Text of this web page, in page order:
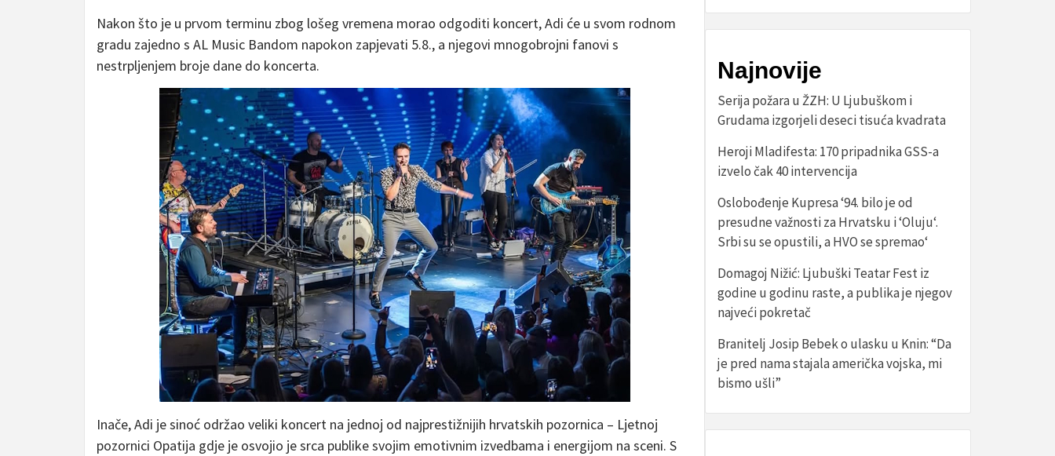
Nakon što je u prvom terminu zbog lošeg vremena morao odgoditi koncert, Adi će u svom rodnom
gradu zajedno s AL Music Bandom napokon zapjevati 5.8., a njegovi mnogobrojni fanovi s
nestrpljenjem broje dane do koncerta.
Inače, Adi je sinoć održao veliki koncert na jednoj od najprestižnijih hrvatskih pozornica – Ljetnoj
pozornici Opatija gdje je osvojio je srca publike svojim emotivnim izvedbama i energijom na sceni. S
Najnovije
Serija požara u ŽZH: U Ljubuškom i
Grudama izgorjeli deseci tisuća kvadrata
Heroji Mladifesta: 170 pripadnika GSS-a
izvelo čak 40 intervencija
Oslobođenje Kupresa ‘94. bilo je od
presudne važnosti za Hrvatsku i ‘Oluju‘.
Srbi su se opustili, a HVO se spremao‘
Domagoj Nižić: Ljubuški Teatar Fest iz
godine u godinu raste, a publika je njegov
najveći pokretač
Branitelj Josip Bebek o ulasku u Knin: “Da
je pred nama stajala američka vojska, mi
bismo ušli”